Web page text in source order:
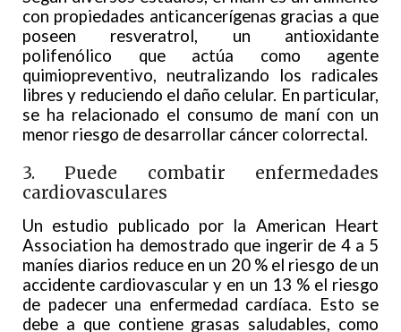
con propiedades anticancerígenas gracias a que
poseen resveratrol, un antioxidante
polifenólico que actúa como agente
quimiopreventivo, neutralizando los radicales
libres y reduciendo el daño celular. En particular,
se ha relacionado el consumo de maní con un
menor riesgo de desarrollar cáncer colorrectal.
3. Puede combatir enfermedades
cardiovasculares
Un estudio publicado por la American Heart
Association ha demostrado que ingerir de 4 a 5
maníes diarios reduce en un 20 % el riesgo de un
accidente cardiovascular y en un 13 % el riesgo
de padecer una enfermedad cardíaca. Esto se
debe a que contiene grasas saludables, como